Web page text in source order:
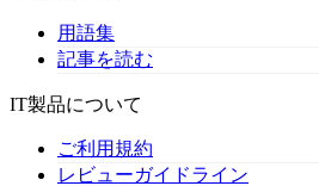
用語集
記事を読む
IT製品について
ご利用規約
レビューガイドライン